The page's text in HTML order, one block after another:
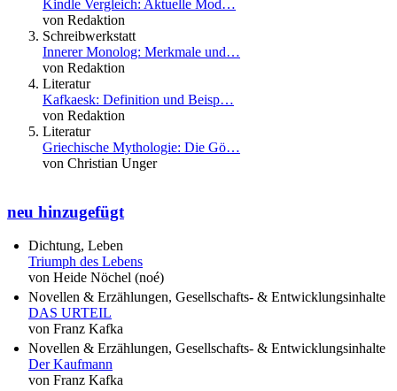
Kindle Vergleich: Aktuelle Mod…
von Redaktion
Schreibwerkstatt
Innerer Monolog: Merkmale und…
von Redaktion
Literatur
Kafkaesk: Definition und Beisp…
von Redaktion
Literatur
Griechische Mythologie: Die Gö…
von Christian Unger
neu hinzugefügt
Dichtung, Leben
Triumph des Lebens
von Heide Nöchel (noé)
Novellen & Erzählungen, Gesellschafts- & Entwicklungsinhalte
DAS URTEIL
von Franz Kafka
Novellen & Erzählungen, Gesellschafts- & Entwicklungsinhalte
Der Kaufmann
von Franz Kafka